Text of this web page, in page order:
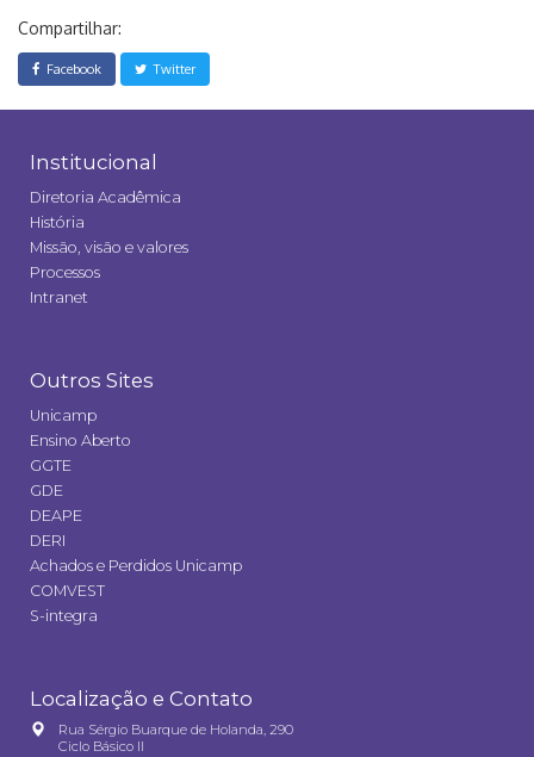
Compartilhar:
Facebook Twitter
Institucional
Diretoria Acadêmica
História
Missão, visão e valores
Processos
Intranet
Outros Sites
Unicamp
Ensino Aberto
GGTE
GDE
DEAPE
DERI
Achados e Perdidos Unicamp
COMVEST
S-integra
Localização e Contato
Rua Sérgio Buarque de Holanda, 290
Ciclo Básico II